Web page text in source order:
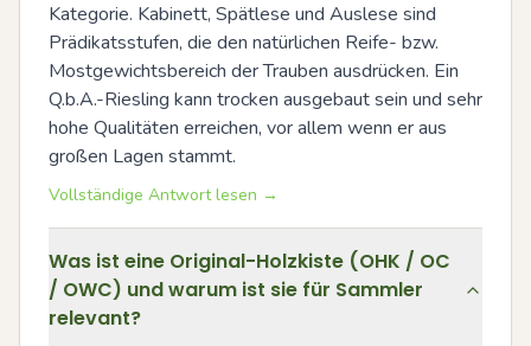
Kategorie. Kabinett, Spätlese und Auslese sind
Prädikatsstufen, die den natürlichen Reife- bzw.
Mostgewichtsbereich der Trauben ausdrücken. Ein
Q.b.A.-Riesling kann trocken ausgebaut sein und sehr
hohe Qualitäten erreichen, vor allem wenn er aus
großen Lagen stammt.
Vollständige Antwort lesen →
Was ist eine Original-Holzkiste (OHK / OC
/ OWC) und warum ist sie für Sammler
relevant?